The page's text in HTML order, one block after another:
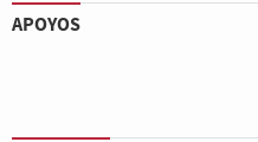
APOYOS